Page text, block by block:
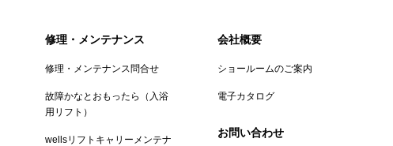
修理・メンテナンス
修理・メンテナンス問合せ
故障かなとおもったら（入浴
用リフト）
wellsリフトキャリーメンテナ
会社概要
ショールームのご案内
電子カタログ
お問い合わせ